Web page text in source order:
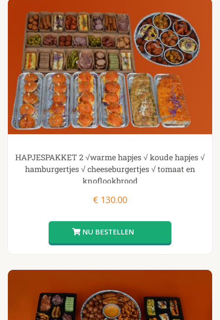
HAPJESPAKKET 2 √warme hapjes √ koude hapjes √
hamburgertjes √ cheeseburgertjes √ tomaat en
knoflookbrood
€ 130.00